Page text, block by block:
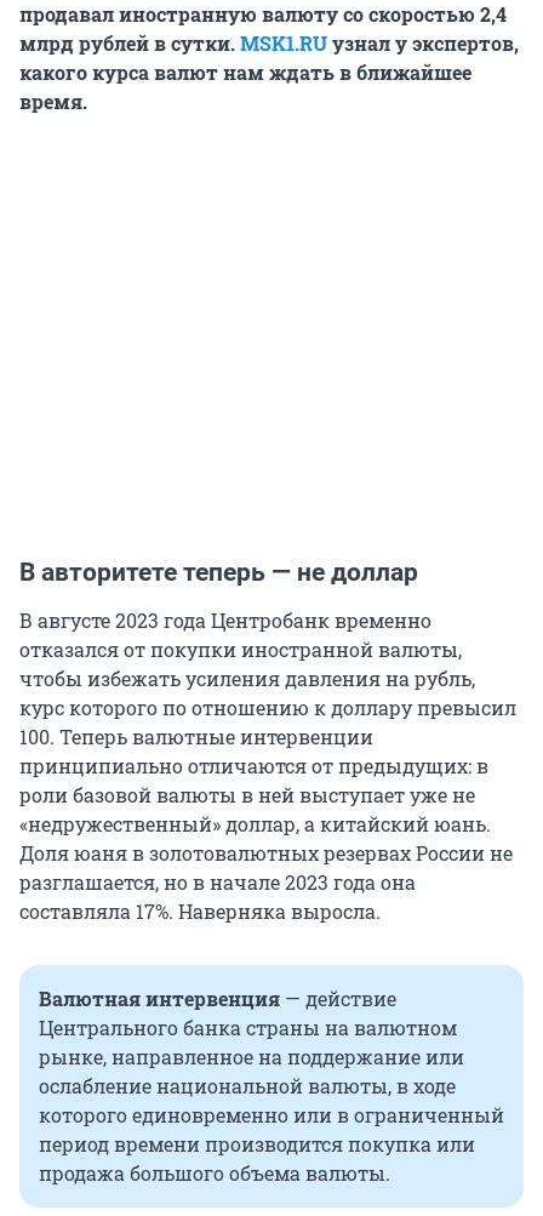
продавал иностранную валюту со скоростью 2,4
млрд рублей в сутки.MSK1.RUузнал у экспертов,
какого курса валют нам ждать в ближайшее
время.
В авторитете теперь — не доллар
В августе 2023 года Центробанк временно
отказался от покупки иностранной валюты,
чтобы избежать усиления давления на рубль,
курс которого по отношению к доллару превысил
100. Теперь валютные интервенции
принципиально отличаются от предыдущих: в
роли базовой валюты в ней выступает уже не
«недружественный» доллар, а китайский юань.
Доля юаня в золотовалютных резервах России не
разглашается, но в начале 2023 года она
составляла 17%. Наверняка выросла.
Валютная интервенция — действие
Центрального банка страны на валютном
рынке, направленное на поддержание или
ослабление национальной валюты, в ходе
которого единовременно или в ограниченный
период времени производится покупка или
продажа большого объема валюты.